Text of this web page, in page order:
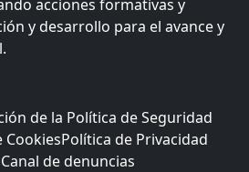
acciones formativas y
y desarrollo para el avance y
de la Política de Seguridad
CookiesPolítica de Privacidad
Canal de denuncias